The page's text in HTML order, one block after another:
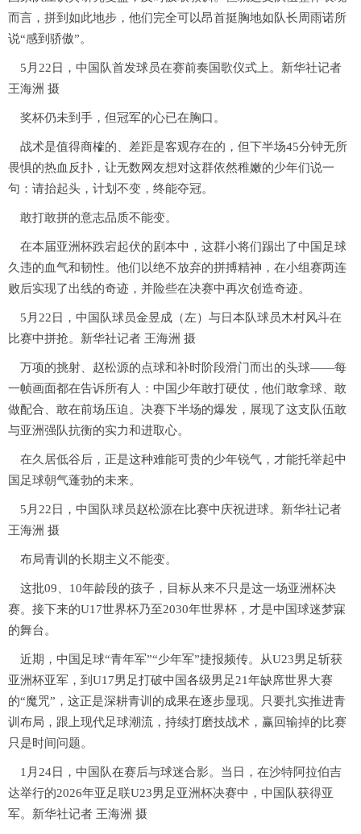
而言，拼到如此地步，他们完全可以昂首挺胸地如队长周雨诺所
说“感到骄傲”。
5月22日，中国队首发球员在赛前奏国歌仪式上。新华社记者
王海洲 摄
奖杯仍未到手，但冠军的心已在胸口。
战术是值得商榷的、差距是客观存在的，但下半场45分钟无所
畏惧的热血反扑，让无数网友想对这群依然稚嫩的少年们说一
句：请抬起头，计划不变，终能夺冠。
敢打敢拼的意志品质不能变。
在本届亚洲杯跌宕起伏的剧本中，这群小将们踢出了中国足球
久违的血气和韧性。他们以绝不放弃的拼搏精神，在小组赛两连
败后实现了出线的奇迹，并险些在决赛中再次创造奇迹。
5月22日，中国队球员金昱成（左）与日本队球员木村风斗在
比赛中拼抢。新华社记者 王海洲 摄
万项的挑射、赵松源的点球和补时阶段滑门而出的头球——每
一帧画面都在告诉所有人：中国少年敢打硬仗，他们敢拿球、敢
做配合、敢在前场压迫。决赛下半场的爆发，展现了这支队伍敢
与亚洲强队抗衡的实力和进取心。
在久居低谷后，正是这种难能可贵的少年锐气，才能托举起中
国足球朝气蓬勃的未来。
5月22日，中国队球员赵松源在比赛中庆祝进球。新华社记者
王海洲 摄
布局青训的长期主义不能变。
这批09、10年龄段的孩子，目标从来不只是这一场亚洲杯决
赛。接下来的U17世界杯乃至2030年世界杯，才是中国球迷梦寐
的舞台。
近期，中国足球“青年军”“少年军”捷报频传。从U23男足斩获
亚洲杯亚军，到U17男足打破中国各级男足21年缺席世界大赛
的“魔咒”，这正是深耕青训的成果在逐步显现。只要扎实推进青
训布局，跟上现代足球潮流，持续打磨技战术，赢回输掉的比赛
只是时间问题。
1月24日，中国队在赛后与球迷合影。当日，在沙特阿拉伯吉
达举行的2026年亚足联U23男足亚洲杯决赛中，中国队获得亚
军。新华社记者 王海洲 摄